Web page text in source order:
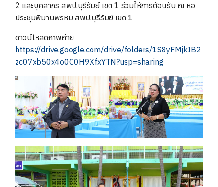
2 และบุคลากร สพป.บุรีรัมย์ เขต 1 ร่วมให้การต้อนรับ ณ หอ
ประชุมพิมานพรหม สพป.บุรีรัมย์ เขต 1
ดาวน์โหลดภาพถ่าย
https://drive.google.com/drive/folders/1S8yFMjkIB2
zc07xb50x4o0C0H9XfxYTN?usp=sharing